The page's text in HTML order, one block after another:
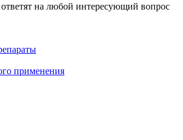
на любой интересующий вопрос
применения